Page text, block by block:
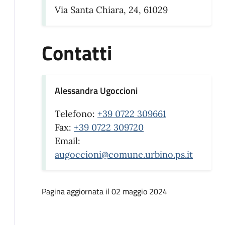
Via Santa Chiara, 24, 61029
Contatti
Alessandra Ugoccioni
Telefono: +39 0722 309661
Fax: +39 0722 309720
Email:
augoccioni@comune.urbino.ps.it
Pagina aggiornata il 02 maggio 2024